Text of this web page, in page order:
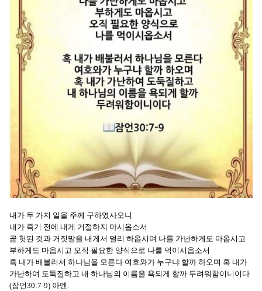
내가 두 가지 일을 주께 구하였사오니
내가 죽기 전에 내게 거절하지 마시옵소서
곧 헛된 것과 거짓말을 내게서 멀리 하옵시며 나를 가난하게도 마옵시고
부하게도 마옵시고 오직 필요한 양식으로 나를 먹이시옵소서
혹 내가 배불러서 하나님을 모른다 여호와가 누구냐 할까 하오며 혹 내가
가난하여 도둑질하고 내 하나님의 이름을 욕되게 할까 두려워함이니이다
(잠언30:7-9) 아멘.